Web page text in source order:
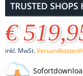
€
inkl. MwSt.